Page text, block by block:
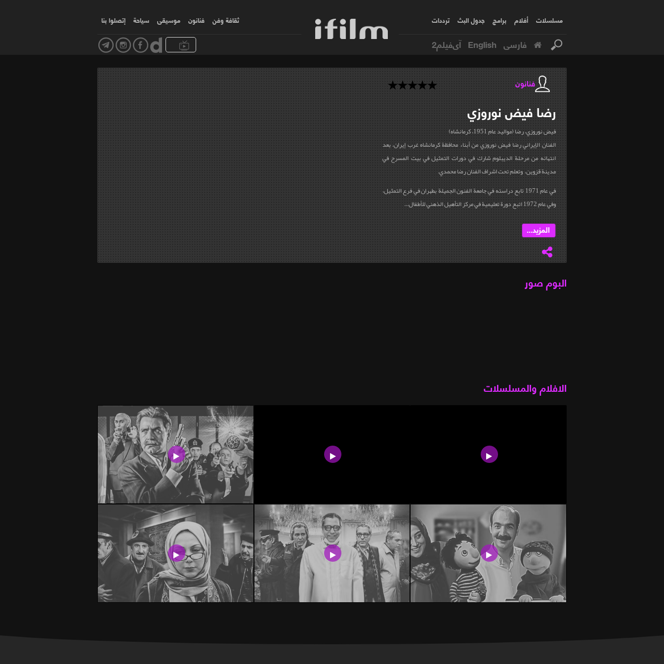
مسلسلات أفلام برامج جدول البث ترددات ثقافة وفن فنانون موسیقی سياحة إتصلوا بنا
فارسی English آی‌فیلم2
فنانون
رضافيض نوروزي
فيض نوروزي، رضا (مواليد عام 1951، كرمانشاه)
الفنان الإيراني رضا فيض نوروزي من أبناء محافظة كرمانشاه غرب إيران، بعد
انتهائه من مرحلة الديبلوم شارك في دورات التمثيل في بيت المسرح في
مدينة قزوين، وتعلم تحت اشراف الفنان رضا محمدي.
في عام 1971 تابع دراسته في جامعة الفنون الجميلة بطهران في فرع التمثيل،
وفي عام 1972 اتبع دورة تعليمية في مركز التأهيل الذهني للأطفال...
المزيد...
البوم صور
الافلام والمسلسلات